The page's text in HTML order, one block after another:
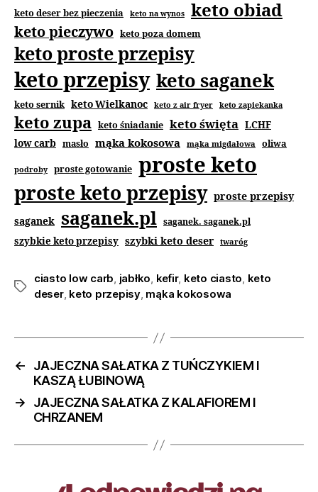
keto deser bez pieczenia keto na wynos keto obiad
keto pieczywo keto poza domem
keto proste przepisy
keto przepisy keto saganek
keto sernik keto Wielkanoc keto z air fryer keto zapiekanka
keto zupa keto śniadanie keto święta LCHF
low carb masło mąka kokosowa mąka migdałowa oliwa
podroby proste gotowanie proste keto
proste keto przepisy proste przepisy
saganek saganek.pl saganek. saganek.pl
szybkie keto przepisy szybki keto deser twaróg
ciasto low carb, jabłko, kefir, keto ciasto, keto
deser, keto przepisy, mąka kokosowa
←
JAJECZNA SAŁATKA Z TUŃCZYKIEM I
KASZĄ ŁUBINOWĄ
→
JAJECZNA SAŁATKA Z KALAFIOREM I
CHRZANEM